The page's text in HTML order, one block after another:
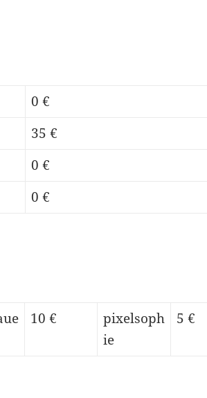
0 €
35 €
0 €
0 €
10 €
pixelsoph
ie
5 €